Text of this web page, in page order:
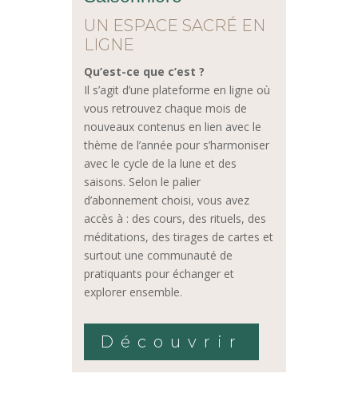
UN ESPACE SACRÉ EN
LIGNE
Qu’est-ce que c’est ?
Il s’agit d’une plateforme en ligne où
vous retrouvez chaque mois de
nouveaux contenus en lien avec le
thème de l’année pour s’harmoniser
avec le cycle de la lune et des
saisons. Selon le palier
d’abonnement choisi, vous avez
accès à : des cours, des rituels, des
méditations, des tirages de cartes et
surtout une communauté de
pratiquants pour échanger et
explorer ensemble.
Découvrir